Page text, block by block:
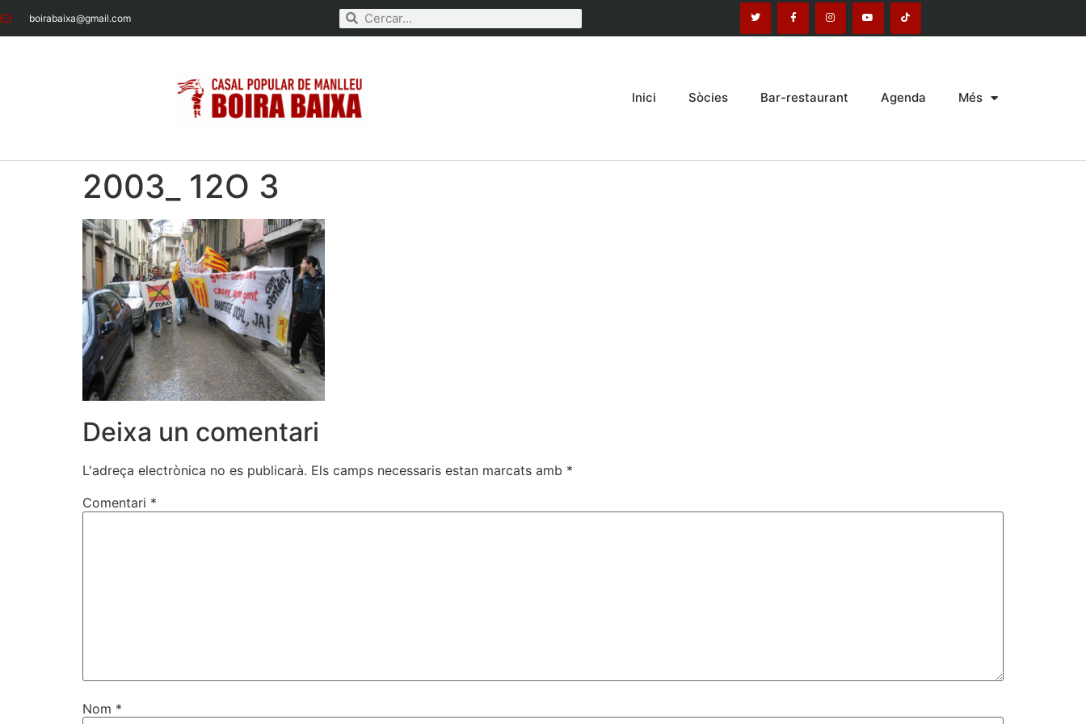
boirabaixa@gmail.com
Inici Sòcies Bar-restaurant Agenda Més
2003_ 12O 3
Deixa un comentari
L'adreça electrònica no es publicarà. Els camps necessaris estan marcats amb *
Comentari *
Nom *